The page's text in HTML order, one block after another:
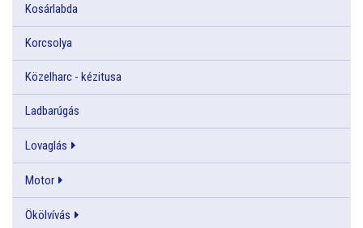
Kosárlabda
Korcsolya
Közelharc - kézitusa
Ladbarúgás
Lovaglás
Motor
Ökölvívás